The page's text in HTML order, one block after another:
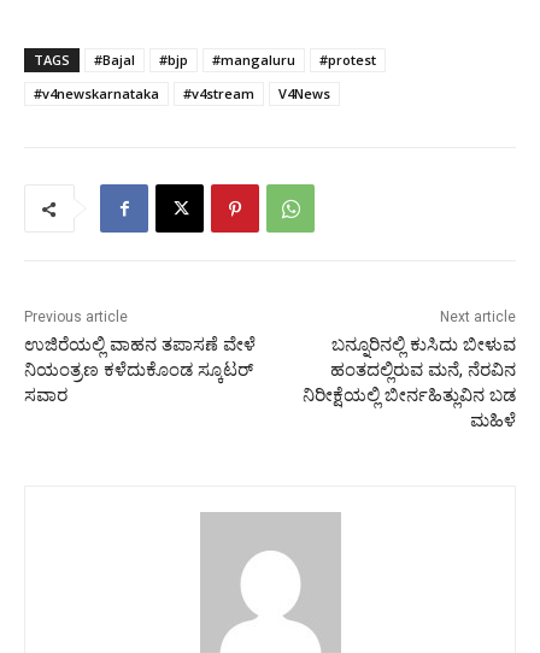
TAGS #Bajal #bjp #mangaluru
#protest
#v4newskarnataka
#v4stream V4News
Previous article
ಉಜಿರೆಯಲ್ಲಿ ವಾಹನ ತಪಾಸಣೆ ವೇಳೆ
ನಿಯಂತ್ರಣ ಕಳೆದುಕೊಂಡ ಸ್ಕೂಟರ್
ಸವಾರ
Next article
ಬನ್ನೂರಿನಲ್ಲಿ ಕುಸಿದು ಬೀಳುವ
ಹಂತದಲ್ಲಿರುವ ಮನೆ, ನೆರವಿನ
ನಿರೀಕ್ಷೆಯಲ್ಲಿ ಬೀರ್ನಹಿತ್ಲುವಿನ ಬಡ
ಮಹಿಳೆ